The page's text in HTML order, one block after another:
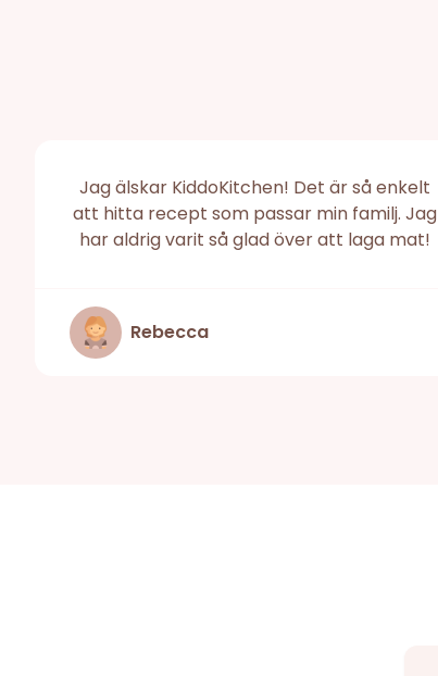
Jag älskar KiddoKitchen! Det är så enkelt
att hitta recept som passar min familj. Jag
har aldrig varit så glad över att laga mat!
Rebecca